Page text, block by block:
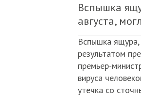
Вспышка
августа,
Вспышка ящура,
результатом
премьер-
вируса
утечка со